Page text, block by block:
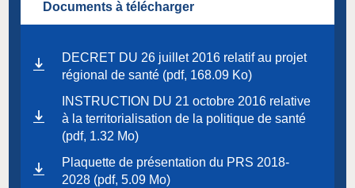
Documents à télécharger
DECRET DU 26 juillet 2016 relatif au projet
régional de santé (pdf, 168.09 Ko)
INSTRUCTION DU 21 octobre 2016 relative
à la territorialisation de la politique de santé
(pdf, 1.32 Mo)
Plaquette de présentation du PRS 2018-
2028 (pdf, 5.09 Mo)